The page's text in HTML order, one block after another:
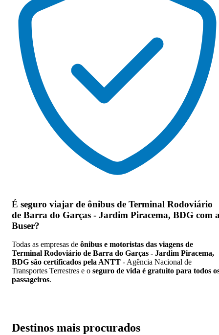
É seguro viajar de ônibus de Terminal Rodoviário
de Barra do Garças - Jardim Piracema, BDG com
Buser?
Todas as empresas de ônibus e motoristas das viagens de
Terminal Rodoviário de Barra do Garças - Jardim Piracema,
BDG são certificados pela ANTT - Agência Nacional de
Transportes Terrestres e o seguro de vida é gratuito para todos
passageiros.
Destinos mais procurados